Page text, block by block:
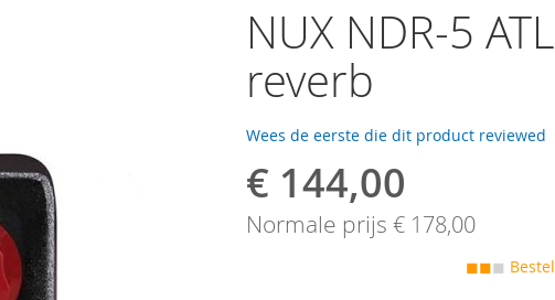
NUX NDR-5
reverb
Wees de eerste die dit product reviewed
Speciale
prijs
€ 144,00
Normale prijs € 178,00
◼◼◼